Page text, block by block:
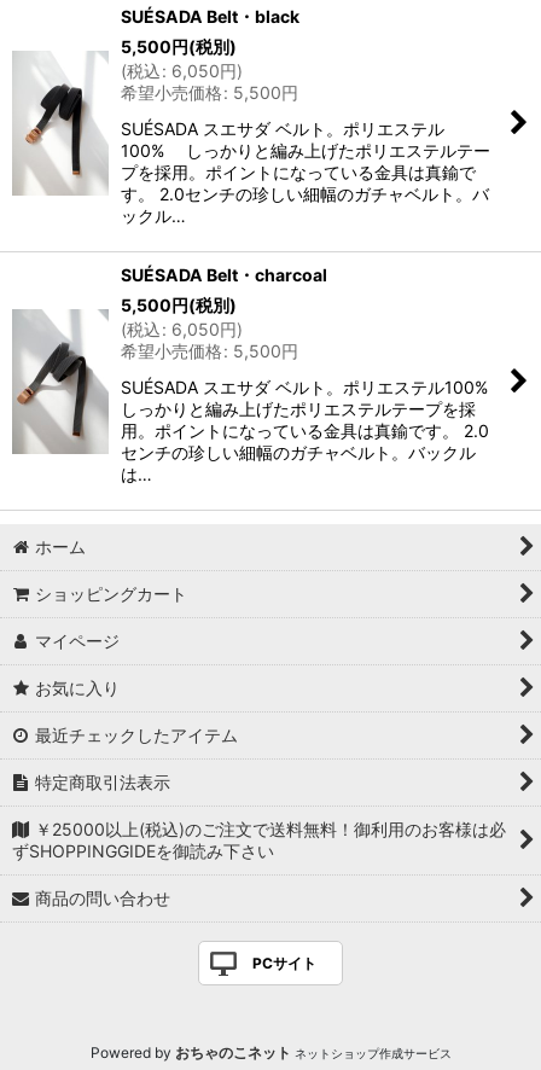
SUÉSADA Belt・black
5,500円(税別)
(税込: 6,050円)
希望小売価格: 5,500円
SUÉSADA スエサダ ベルト。ポリエステル
100% しっかりと編み上げたポリエステルテー
プを採用。ポイントになっている金具は真鍮で
す。 2.0センチの珍しい細幅のガチャベルト。バ
ックル…
SUÉSADA Belt・charcoal
5,500円(税別)
(税込: 6,050円)
希望小売価格: 5,500円
SUÉSADA スエサダ ベルト。ポリエステル100%
しっかりと編み上げたポリエステルテープを採
用。ポイントになっている金具は真鍮です。 2.0
センチの珍しい細幅のガチャベルト。バックル
は…
ホーム
ショッピングカート
マイページ
お気に入り
最近チェックしたアイテム
特定商取引法表示
￥25000以上(税込)のご注文で送料無料！御利用のお客様は必
ずSHOPPINGGIDEを御読み下さい
商品の問い合わせ
PCサイト
Powered by おちゃのこネット ネットショップ作成サービス